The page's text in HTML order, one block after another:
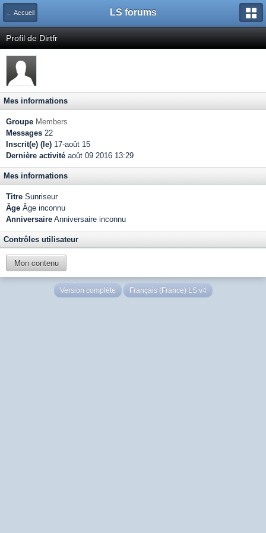
← Accueil LS forums
Profil de Dirtfr
Mes informations
Groupe Members
Messages 22
Inscrit(e) (le) 17-août 15
Dernière activité août 09 2016 13:29
Mes informations
Titre Sunriseur
Âge Âge inconnu
Anniversaire Anniversaire inconnu
Contrôles utilisateur
Mon contenu
Version complète Français (France) LS v4